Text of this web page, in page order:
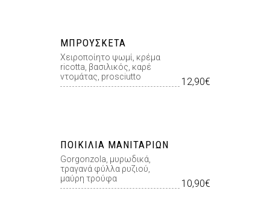
ΜΠΡΟΥΣΚΈΤΑ
Χειροποίητο ψωµί, κρέμα
ricotta, βασιλικός, καρέ
ντομάτας, prosciutto
12,90€
ΠΟΙΚΙΛΊΑ ΜΑΝΙΤΑΡΙΏΝ
Gorgonzola, µυρωδικά,
τραγανά φύλλα ρυζιού,
µαύρη τρούφα
10,90€